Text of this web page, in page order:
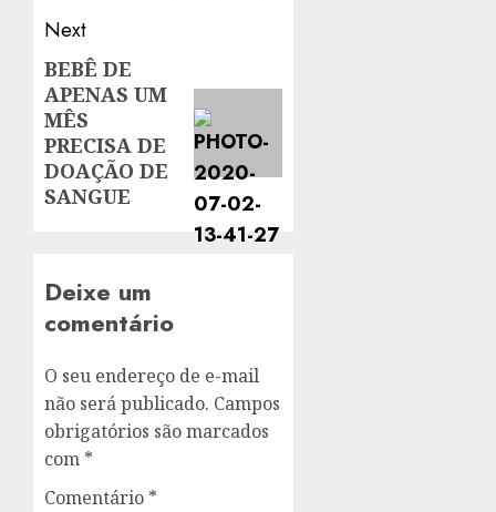
Next
Next
post:
BEBÊ DE
APENAS UM
MÊS
PRECISA DE
DOAÇÃO DE
SANGUE
Deixe um
comentário
O seu endereço de e-mail
não será publicado. Campos
obrigatórios são marcados
com *
Comentário *